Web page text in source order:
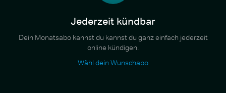
Jederzeit kündbar
Dein Monatsabo kannst du kannst du ganz einfach jederzeit
online kündigen.
Wähl dein Wunschabo